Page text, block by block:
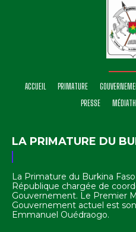
ACCUEIL PRIMATURE
PRESSE
LA PRIMATURE DU
La Primature du Burkina
République chargée de
Gouvernement. Le Premier
Gouvernement actuel est
Emmanuel Ouédraogo.